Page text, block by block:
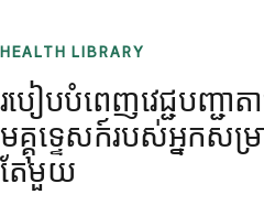
HEALTH LIBRARY
របៀបបំពេញវេជ្ជបញ្ជ
មគ្គុទ្ទេសក៍របស់អ្នកសម្រ
តែមួយ